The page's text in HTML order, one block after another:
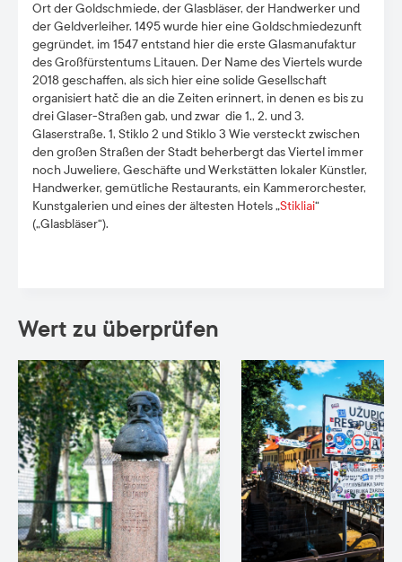
Ort der Goldschmiede, der Glasbläser, der Handwerker und
der Geldverleiher. 1495 wurde hier eine Goldschmiedezunft
gegründet, im 1547 entstand hier die erste Glasmanufaktur
des Großfürstentums Litauen. Der Name des Viertels wurde
2018 geschaffen, als sich hier eine solide Gesellschaft
organisiert hatč die an die Zeiten erinnert, in denen es bis zu
drei Glaser-Straßen gab, und zwar die 1., 2. und 3.
Glaserstraße. 1, Stiklo 2 und Stiklo 3 Wie versteckt zwischen
den großen Straßen der Stadt beherbergt das Viertel immer
noch Juweliere, Geschäfte und Werkstätten lokaler Künstler,
Handwerker, gemütliche Restaurants, ein Kammerorchester,
Kunstgalerien und eines der ältesten Hotels „Stikliai“
(„Glasbläser“).
Wert zu überprüfen